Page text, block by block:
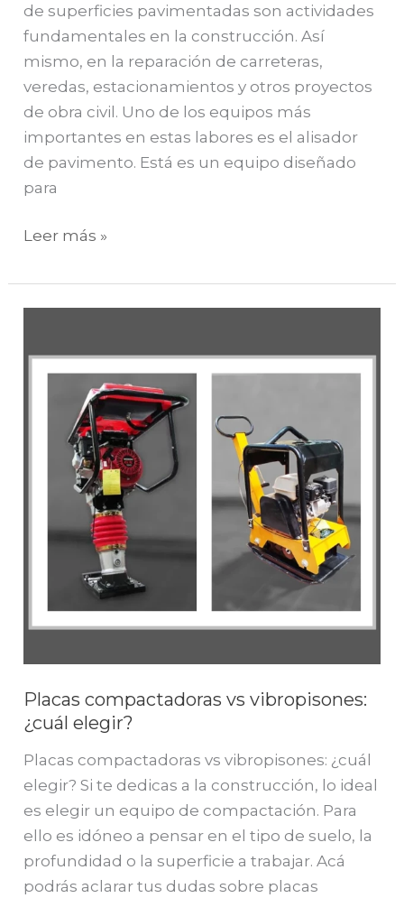
de superficies pavimentadas son actividades
fundamentales en la construcción. Así
mismo, en la reparación de carreteras,
veredas, estacionamientos y otros proyectos
de obra civil. Uno de los equipos más
importantes en estas labores es el alisador
de pavimento. Está es un equipo diseñado
para
Leer más »
Placas compactadoras vs vibropisones:
¿cuál elegir?
Placas compactadoras vs vibropisones: ¿cuál
elegir? Si te dedicas a la construcción, lo ideal
es elegir un equipo de compactación. Para
ello es idóneo a pensar en el tipo de suelo, la
profundidad o la superficie a trabajar. Acá
podrás aclarar tus dudas sobre placas
vibropisones:
elegir?